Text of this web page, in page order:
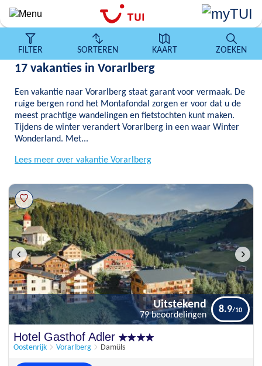
Overslaan
en
algemene
inhoud
FILTER SORTEREN KAART ZOEKEN
17 vakanties in Vorarlberg
Een vakantie naar Vorarlberg staat garant voor vermaak. De
ruige bergen rond het Montafondal zorgen er voor dat u de
meest prachtige wandelingen en fietstochten kunt maken.
Tijdens de winter verandert Vorarlberg in een waar Winter
Wonderland. Met...
Lees meer over vakantie Vorarlberg
Uitstekend
Hotel Gasthof Adler
Oostenrijk Vorarlberg Damüls
Uitstekend
79 beoordelingen
8.9